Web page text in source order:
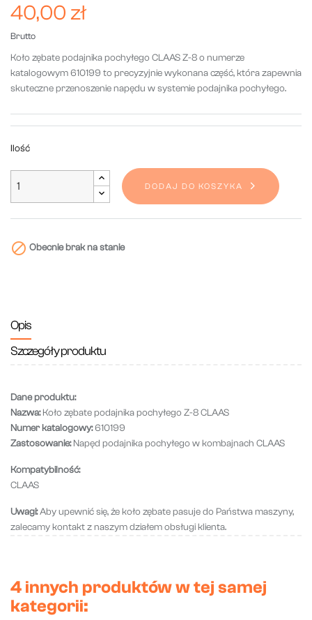
40,00 zł
Brutto
Koło zębate podajnika pochyłego CLAAS Z-8 o numerze
katalogowym 610199 to precyzyjnie wykonana część, która zapewnia
skuteczne przenoszenie napędu w systemie podajnika pochyłego.
Ilość
DODAJ DO KOSZYKA
 Obecnie brak na stanie
Opis
Szczegóły produktu
Dane produktu:
Nazwa:Koło zębate podajnika pochyłego Z-8 CLAAS
Numer katalogowy:610199
Zastosowanie:Napęd podajnika pochyłego w kombajnach CLAAS
Kompatybilność:
CLAAS
Uwagi:Aby upewnić się, że koło zębate pasuje do Państwa maszyny,
zalecamy kontakt z naszym działem obsługi klienta.
4 innych produktów w tej samej
kategorii: